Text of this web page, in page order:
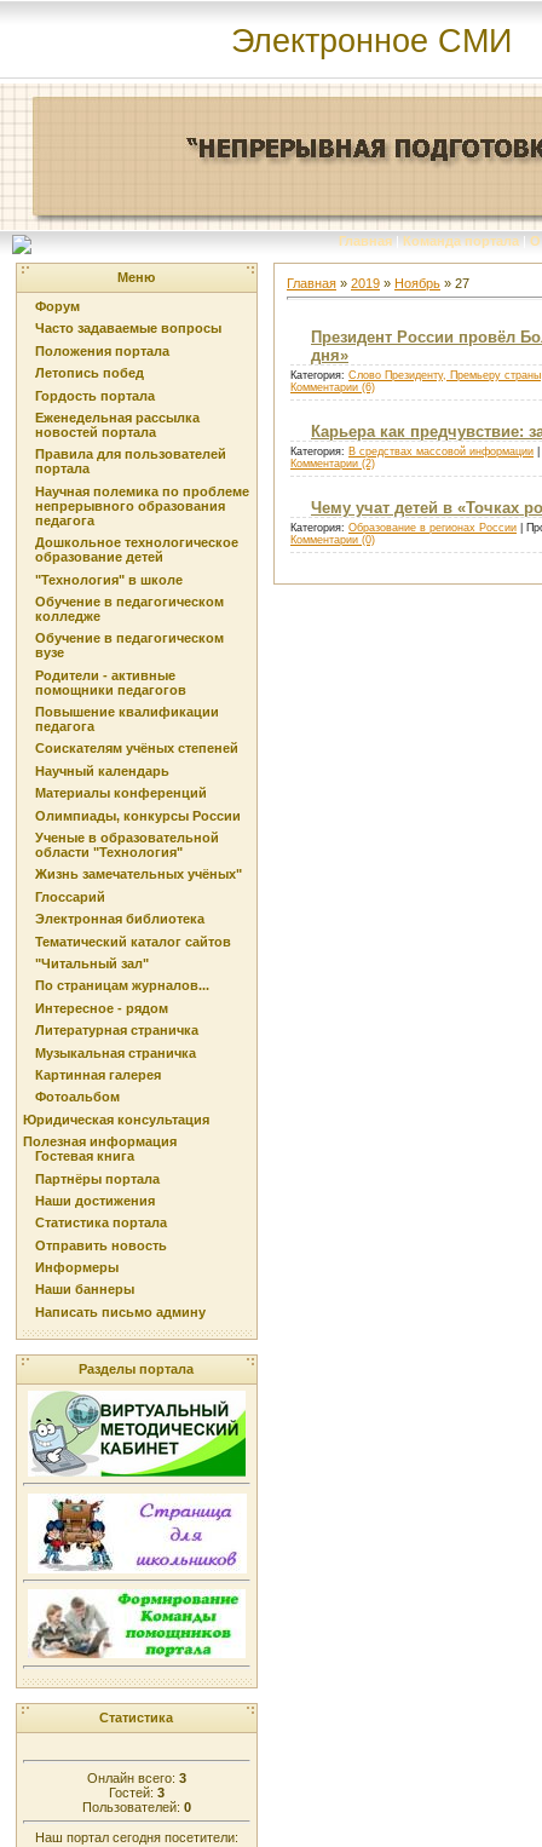
Электронное СМИ
Главная | Команда портала | О
Меню
Форум
Часто задаваемые вопросы
Положения портала
Летопись побед
Гордость портала
Еженедельная рассылка
новостей портала
Правила для пользователей
портала
Научная полемика по проблеме
непрерывного образования
педагога
Дошкольное технологическое
образование детей
"Технология" в школе
Обучение в педагогическом
колледже
Обучение в педагогическом
вузе
Родители - активные
помощники педагогов
Повышение квалификации
педагога
Соискателям учёных степеней
Научный календарь
Материалы конференций
Олимпиады, конкурсы России
Ученые в образовательной
области "Технология"
Жизнь замечательных учёных"
Глоссарий
Электронная библиотека
Тематический каталог сайтов
"Читальный зал"
По страницам журналов...
Интересное - рядом
Литературная страничка
Музыкальная страничка
Картинная галерея
Фотоальбом
Юридическая консультация
Полезная информация
Гостевая книга
Партнёры портала
Наши достижения
Статистика портала
Отправить новость
Информеры
Наши баннеры
Написать письмо админу
Разделы портала
Статистика
Онлайн всего: 3
Гостей: 3
Пользователей: 0
Наш портал сегодня посетители:
Главная » 2019 » Ноябрь » 27
Президент России провёл
дня»
Категория: Слово Президенту, Премьеру страны
Комментарии (6)
Карьера как предчувствие:
Категория: В средствах массовой информации
Комментарии (2)
Чему учат детей в «Точках
Категория: Образование в регионах России |
Комментарии (0)